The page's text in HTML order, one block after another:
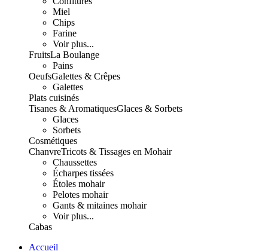
Miel
Chips
Farine
Voir plus...
FruitsLa Boulange
Pains
OeufsGalettes & Crêpes
Galettes
Plats cuisinés
Tisanes & AromatiquesGlaces & Sorbets
Glaces
Sorbets
Cosmétiques
ChanvreTricots & Tissages en Mohair
Chaussettes
Écharpes tissées
Étoles mohair
Pelotes mohair
Gants & mitaines mohair
Voir plus...
Cabas
Accueil